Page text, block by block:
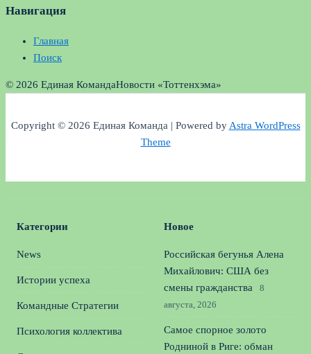
Навигация
Главная
Поиск
© 2026 Единая КомандаНовости «Тоттенхэма»
Copyright © 2026 Единая Команда | Powered byAstra WordPress
Theme
Категории
News
Истории успеха
Командные Стратегии
Психология коллектива
Новое
Российская бегунья Алена
Михайлович: США без
смены гражданства
8
августа, 2026
Самое спорное золото
Родниной в Риге: обман